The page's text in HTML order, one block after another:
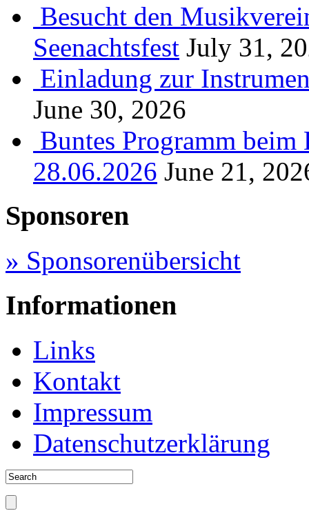
Besucht den
Seenachtsfest July 31,
Einladung zur
June 30, 2026
Buntes Programm
28.06.2026 June 21,
Sponsoren
» Sponsorenübersicht
Informationen
Links
Kontakt
Impressum
Datenschutzerklärung